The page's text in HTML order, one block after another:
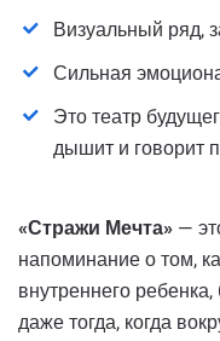
Визуальный ряд,
Сильная
Это театр
дышит и говорит
«Стражи Мечта» —
напоминание о том,
внутреннего
даже тогда, когда